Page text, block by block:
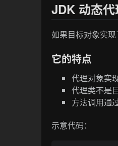
JDK 动态
如果目标对象实
它的特点
代理对象实
代理类不是
方法调用通
示意代码：